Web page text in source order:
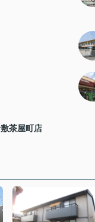
茶屋町店